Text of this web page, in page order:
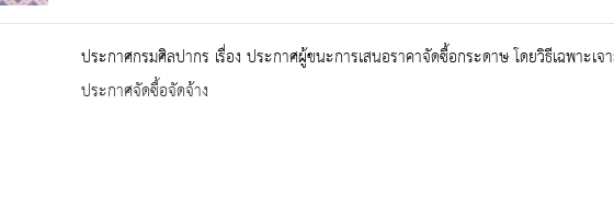
ประกาศกรมศิลปากร เรื่อง ประกาศผู้ฃนะการเสนอราคาจัดซื้อกระดาษ โดยวิธีเฉพาะเจ
ประกาศจัดซื้อจัดจ้าง